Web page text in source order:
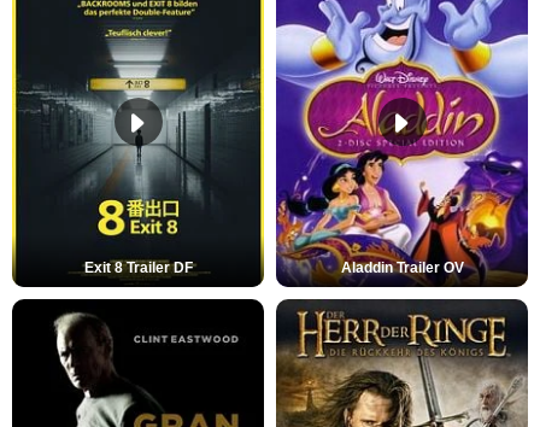
Exit 8 Trailer DF Aladdin Trailer OV